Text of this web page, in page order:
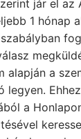
jár el az
1 hónap
alapján a
legyen.
a